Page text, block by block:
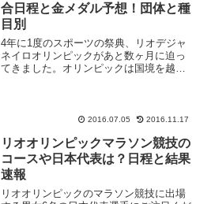
合日程と金メダル予想！団体と種
目別
4年に1度のスポーツの祭典、リオデジャ
ネイロオリンピックがあと数ヶ月に迫っ
てきました。オリンピックは国境を越え
なしです！リオオリ...2016.07.05 2016.11.17
リオオリンピックマラソン競技の
コースや日本代表は？日程と結果
速報
リオオリンピックのマラソン競技に出場